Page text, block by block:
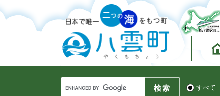
ー
で
ニ
ば
Google
カ
検 すべて